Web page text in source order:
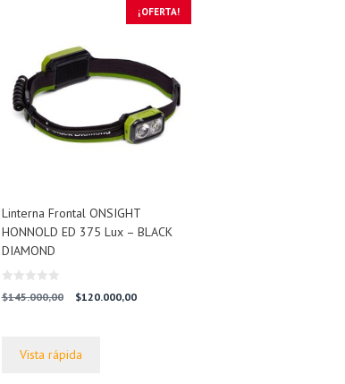
¡OFERTA!
Linterna Frontal ONSIGHT
HONNOLD ED 375 Lux – BLACK
DIAMOND
0
d
$145.000,00
El
$145.000,00.
$120.000,00El
Vista rápida